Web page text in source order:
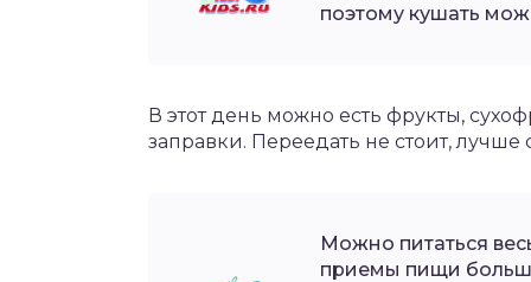
поэтому кушать
В этот день можно есть фрукты,
заправки. Переедать не стоит,
Можно питаться
приемы пищи